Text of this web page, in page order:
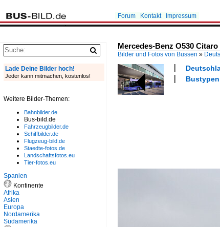
Forum Kontakt Impressum
Mercedes-Benz O530
Bilder und Fotos von Bussen »
Lade Deine Bilder hoch!
Jeder kann mitmachen, kostenlos!
Weitere Bilder-Themen:
Bahnbilder.de
Bus-bild.de
Fahrzeugbilder.de
Schiffbilder.de
Flugzeug-bild.de
Staedte-fotos.de
Landschaftsfotos.eu
Tier-fotos.eu
Spanien
Kontinente
Afrika
Asien
Europa
Nordamerika
Südamerika